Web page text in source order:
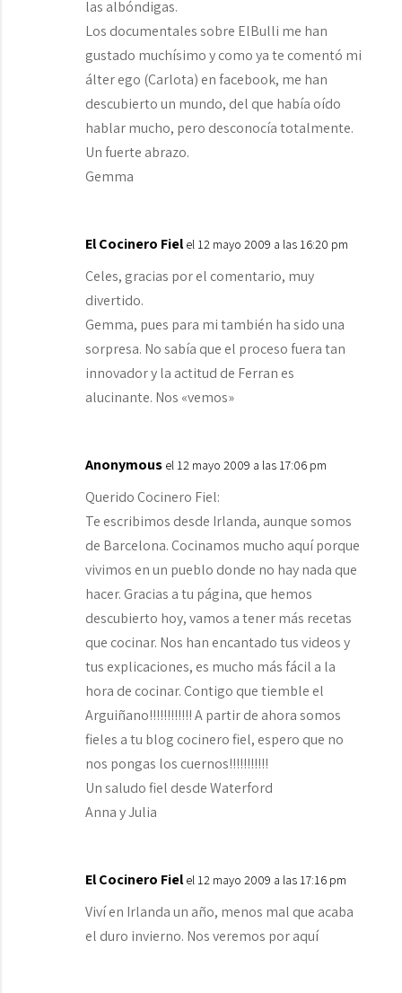
las albóndigas.
Los documentales sobre ElBulli me han
gustado muchísimo y como ya te comentó mi
álter ego (Carlota) en facebook, me han
descubierto un mundo, del que había oído
hablar mucho, pero desconocía totalmente.
Un fuerte abrazo.
Gemma
El Cocinero Fiel el 12 mayo 2009 a las 16:20 pm
Celes, gracias por el comentario, muy
divertido.
Gemma, pues para mi también ha sido una
sorpresa. No sabía que el proceso fuera tan
innovador y la actitud de Ferran es
alucinante. Nos «vemos»
Anonymous el 12 mayo 2009 a las 17:06 pm
Querido Cocinero Fiel:
Te escribimos desde Irlanda, aunque somos
de Barcelona. Cocinamos mucho aquí porque
vivimos en un pueblo donde no hay nada que
hacer. Gracias a tu página, que hemos
descubierto hoy, vamos a tener más recetas
que cocinar. Nos han encantado tus videos y
tus explicaciones, es mucho más fácil a la
hora de cocinar. Contigo que tiemble el
Arguiñano!!!!!!!!!!!! A partir de ahora somos
fieles a tu blog cocinero fiel, espero que no
nos pongas los cuernos!!!!!!!!!!!
Un saludo fiel desde Waterford
Anna y Julia
El Cocinero Fiel el 12 mayo 2009 a las 17:16 pm
Viví en Irlanda un año, menos mal que acaba
el duro invierno. Nos veremos por aquí